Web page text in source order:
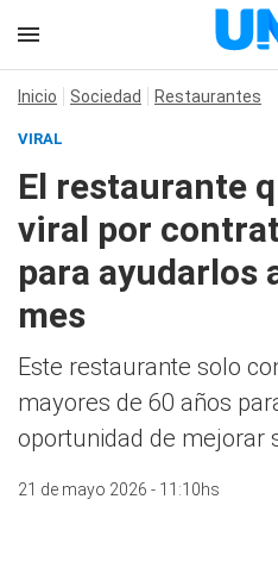
Inicio Sociedad Restaurantes
VIRAL
El restaurante
viral por
para ayudarlos
mes
Este restaurante solo
mayores de 60 años
oportunidad de mejorar
21 de mayo 2026 - 11:10hs